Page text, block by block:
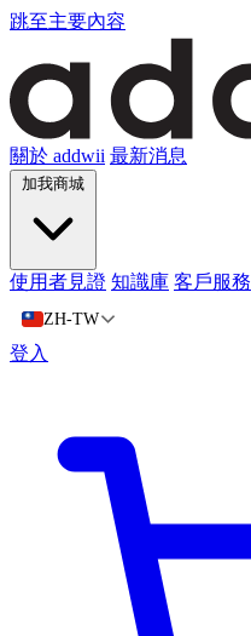
跳至主要內容
關於 addwii 最新消息
加我商城
使用者見證 知識庫 客戶服務
ZH-TW
登入